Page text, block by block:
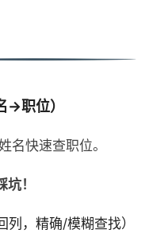
→职位）
名快速查职位。
！
，精确/模糊查找）